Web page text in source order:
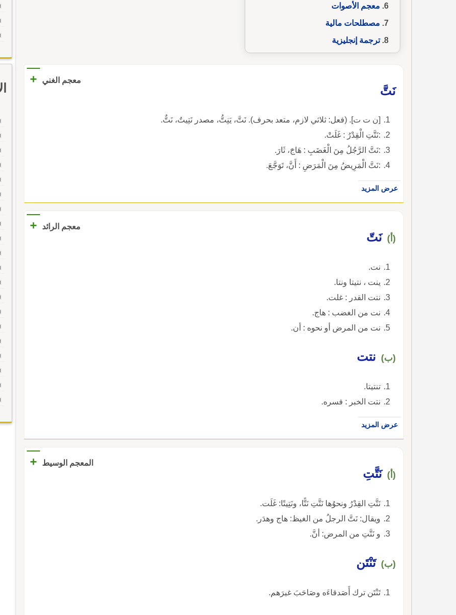
معجم الأصوات
مصطلحات مالية
ترجمة إنجليزية
معجم الغني
+
نَتَّ
[ن ت ت]. (فعل: ثلاثي لازم، متعد بحرف). نَتَّ، يَنِتُّ، مصدر نَتِيتٌ، نَتٌّ.
:نَتَّتِ الْقِدْرُ : غَلَتْ.
:نَتَّ الرَّجُلُ مِنَ الْغَضَبِ : هَاجَ، ثَارَ.
:نَتَّ الْمَرِيضُ مِنَ الْمَرَضِ : أَنَّ، تَوَجَّعَ.
عرض المزيد
معجم الرائد +
(أ) نَتّ
نت.
ينت ، نتيتا ونتا.
نتت القدر : غلت.
نت من الغضب : هاج.
نت من المرض أو نحوه : أن.
(ب) نتت
تنتيتا.
نتت الخبر : فسره.
عرض المزيد
المعجم الوسيط +
(أ) نَتَّتِ
نَتَّتِ القِدْرُ ونحوُها نَتَّتِ نَتًّا، ونَتِيتًا: غَلَت.
ويقال: نَتَّ الرجلُ من الغيظ: هاج وهدَر.
و نَتَّتِ من المرض: أنَّ.
(ب) تَنْتَن
تَنْتَن ترك أَصَدقاءَه وصَاحَبَ غيرَهم.